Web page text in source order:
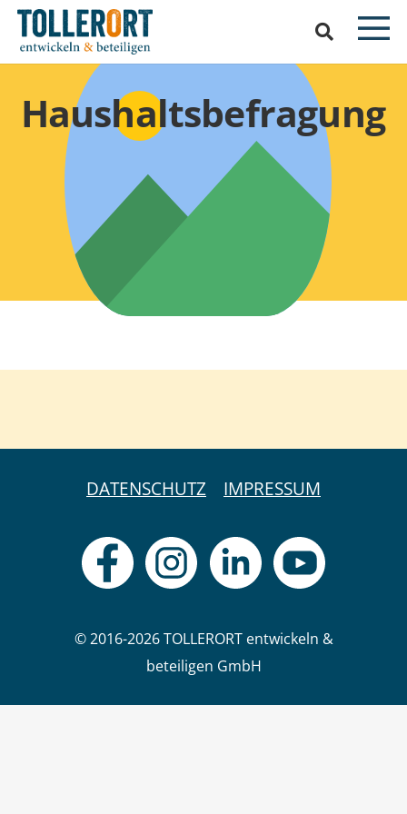
Haushaltsbefragung
DATENSCHUTZ IMPRESSUM
© 2016-2026 TOLLERORT entwickeln &
beteiligen GmbH